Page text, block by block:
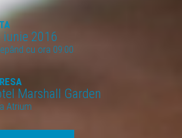
iunie 2016
cu ora 09:00
Marshall Garden
Atrium